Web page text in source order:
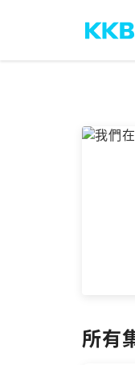
所有